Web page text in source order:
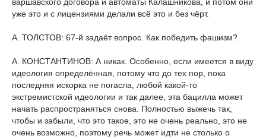
уже это и с лицензиями делали всё это и без чёрт.
А. ТОЛСТОВ: 67-й задаёт вопрос. Как победить фашизм?
А. КОНСТАНТИНОВ: А никак. Особенно, если имеется в виду
идеология определённая, потому что до тех пор, пока
последняя искорка не погасла, любой какой-то
экстремистской идеологии и так далее, эта бацилла может
начать распространяться снова. Полностью выжечь так,
чтобы и забыли, что это такое, это не очень реально, это не
очень возможно, поэтому речь может идти не столько о